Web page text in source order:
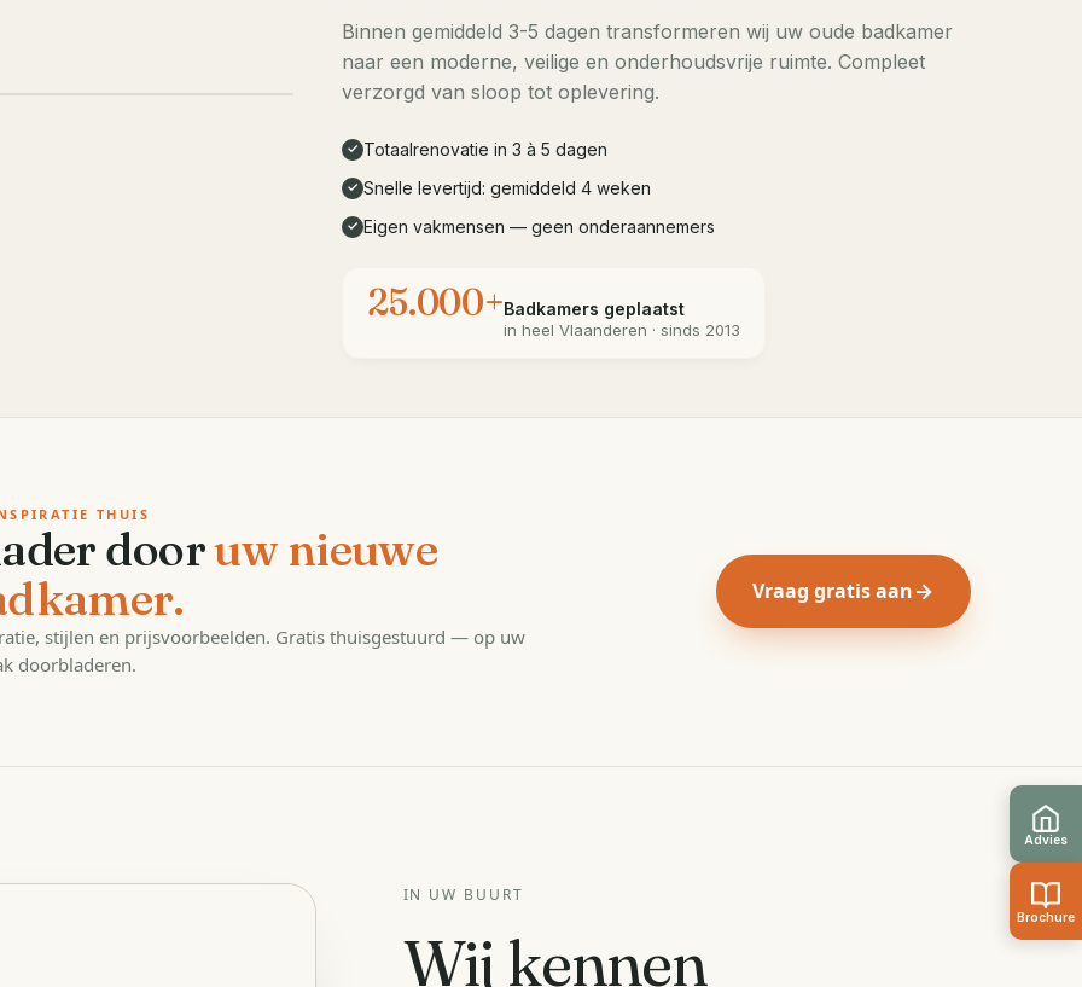
Binnen gemiddeld 3-5 dagen transformeren wij uw oude badkamer
naar een moderne, veilige en onderhoudsvrije ruimte. Compleet
verzorgd van sloop tot oplevering.
✓ Totaalrenovatie in 3 à 5 dagen
✓ Snelle levertijd: gemiddeld 4 weken
✓ Eigen vakmensen — geen onderaannemers
25.000+Badkamers geplaatst
in heelVlaanderen · sinds 2013
THUIS
dooruw nieuwe
stijlen en prijsvoorbeelden. Gratis thuisgestuurd — op uw
doorbladeren.
Vraag gratis aan
IN UW BUURT
Wij kennen